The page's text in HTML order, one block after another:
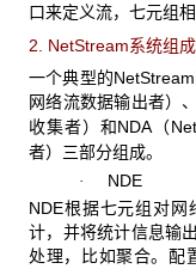
口来定义流，七元组
2. NetStream系统组成
一个典型的NetStream
网络流数据输出者）
收集者）和 NDA（
者）三部分组成。
· NDE
NDE根据七元组对网
计，并将统计信息输
处理，比如聚合。配